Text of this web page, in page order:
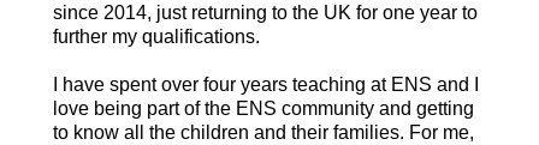
since 2014, just returning to the UK for one year to
further my qualifications.
I have spent over four years teaching at ENS and I
love being part of the ENS community and getting
to know all the children and their families. For me,